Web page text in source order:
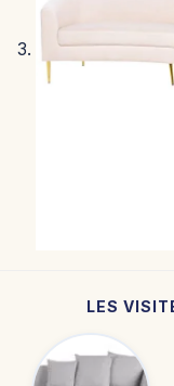
LES